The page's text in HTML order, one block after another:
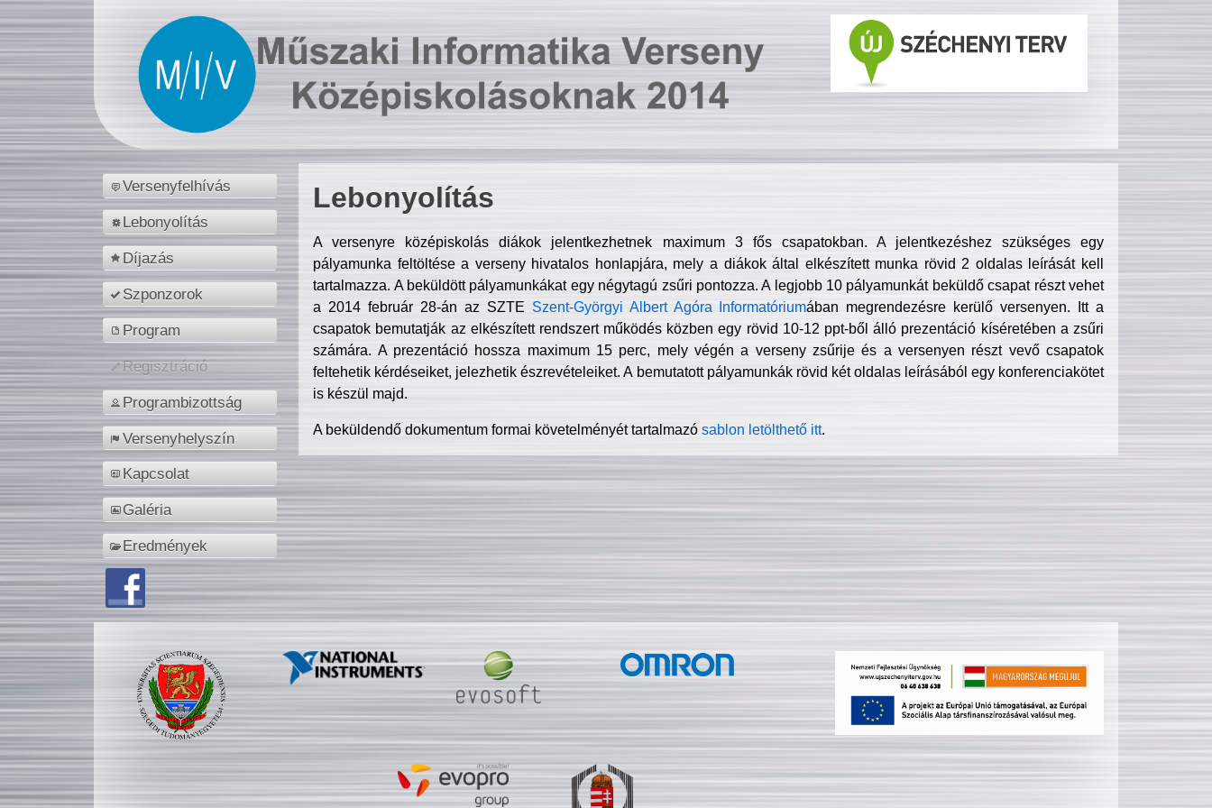
Versenyfelhívás
Lebonyolítás
Díjazás
Szponzorok
Program
Regisztráció
Programbizottság
Versenyhelyszín
Kapcsolat
Galéria
Eredmények
Lebonyolítás
A versenyre középiskolás diákok jelentkezhetnek maximum 3 fős csapatokban. A jelentkezéshez szükséges egy
pályamunka feltöltése a verseny hivatalos honlapjára, mely a diákok által elkészített munka rövid 2 oldalas leírását kell
tartalmazza. A beküldött pályamunkákat egy négytagú zsűri pontozza. A legjobb 10 pályamunkát beküldő csapat részt vehet
a 2014 február 28-án az SZTE Szent-Györgyi Albert Agóra Informatóriumában megrendezésre kerülő versenyen. Itt a
csapatok bemutatják az elkészített rendszert működés közben egy rövid 10-12 ppt-ből álló prezentáció kíséretében a zsűri
számára. A prezentáció hossza maximum 15 perc, mely végén a verseny zsűrije és a versenyen részt vevő csapatok
feltehetik kérdéseiket, jelezhetik észrevételeiket. A bemutatott pályamunkák rövid két oldalas leírásából egy konferenciakötet
is készül majd.
A beküldendő dokumentum formai követelményét tartalmazósablon letölthető itt.